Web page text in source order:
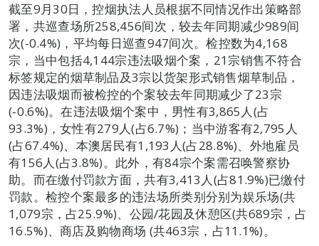
截至9月30日，控烟执法人员根据不同情况作出策略部
署，共巡查场所258,456间次，较去年同期减少989间
次(-0.4%)，平均每日巡查947间次。检控数为4,168
宗，当中包括4,144宗违法吸烟个案，21宗销售不符合
标签规定的烟草制品及3宗以货架形式销售烟草制品，
因违法吸烟而被检控的个案较去年同期减少了23宗
(-0.6%)。在违法吸烟个案中，男性有3,865人(占
93.3%)，女性有279人(占6.7%)；当中游客有2,795人
(占67.4%)、本澳居民有1,193人(占28.8%)、外地雇员
有156人(占3.8%)。此外，有84宗个案需召唤警察协
助。而在缴付罚款方面，共有3,413人(占81.9%)已缴付
罚款。检控个案最多的违法场所类别分别为娱乐场(共
1,079宗，占25.9%)、公园/花园及休憩区(共689宗，占
16.5%)、商店及购物商场 (共463宗，占11.1%)。